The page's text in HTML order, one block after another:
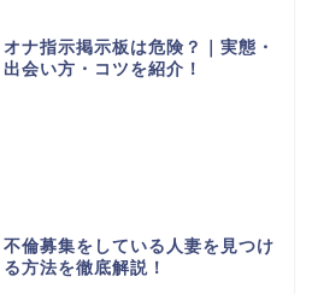
オナ指示掲示板は危険？｜実態・
出会い方・コツを紹介！
不倫募集をしている人妻を見つけ
る方法を徹底解説！